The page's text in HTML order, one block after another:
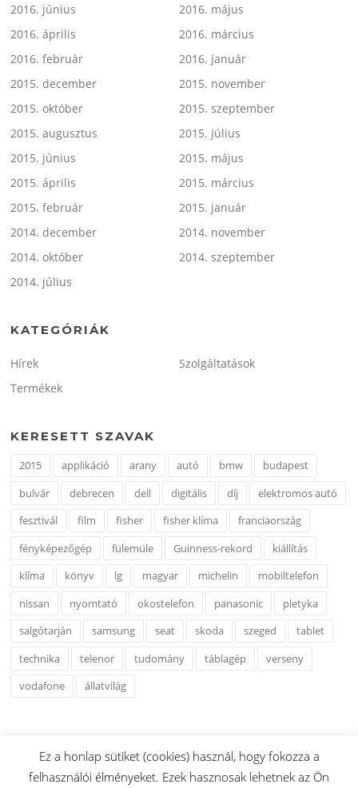
2016. június
2016. május
2016. április
2016. március
2016. február
2016. január
2015. december
2015. november
2015. október
2015. szeptember
2015. augusztus
2015. július
2015. június
2015. május
2015. április
2015. március
2015. február
2015. január
2014. december
2014. november
2014. október
2014. szeptember
2014. július
KATEGÓRIÁK
Hírek
Szolgáltatások
Termékek
KERESETT SZAVAK
2015 applikáció arany autó bmw
budapest
bulvár
debrecen dell digitális díj
elektromos autó
fesztivál
film fisher fisher klíma
franciaország
fényképezőgép
fülemüle Guinness-rekord
kiállítás
klíma
könyv lg magyar michelin
mobiltelefon
nissan
nyomtató okostelefon panasonic
pletyka
salgótarján
samsung seat skoda szeged
tablet
technika
telenor tudomány táblagép
verseny
vodafone
állatvilág
Ez a honlap sütiket (cookies) használ, hogy fokozza a
felhasználói élményeket. Ezek hasznosak lehetnek az Ön